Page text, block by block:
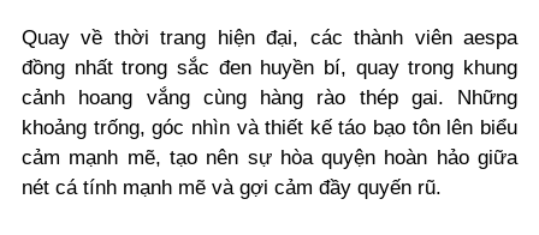
Quay về thời trang hiện đại, các thành viên aespa
đồng nhất trong sắc đen huyền bí, quay trong khung
cảnh hoang vắng cùng hàng rào thép gai. Những
khoảng trống, góc nhìn và thiết kế táo bạo tôn lên biểu
cảm mạnh mẽ, tạo nên sự hòa quyện hoàn hảo giữa
nét cá tính mạnh mẽ và gợi cảm đầy quyến rũ.